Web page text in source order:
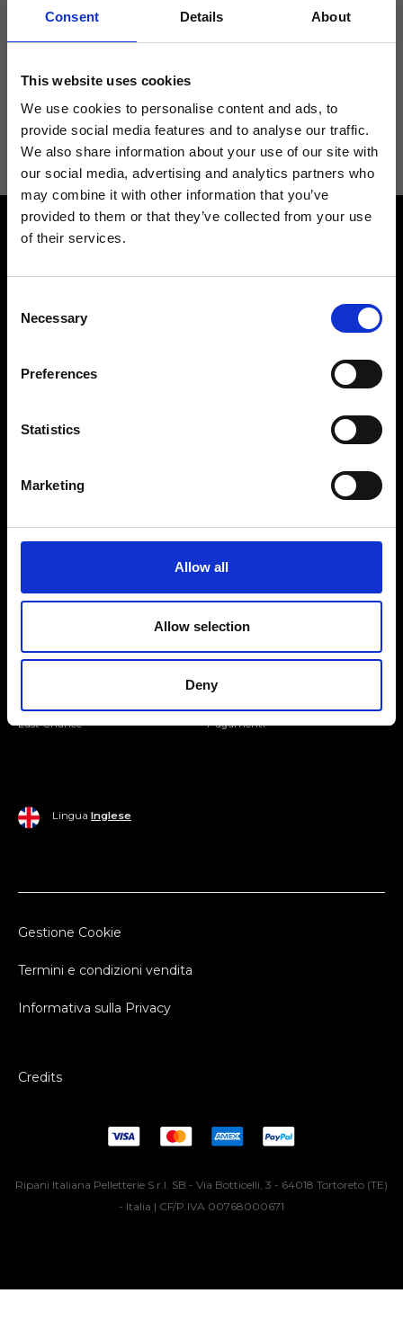
Consent Details About
This website uses cookies
We use cookies to personalise content and ads, to
provide social media features and to analyse our traffic.
We also share information about your use of our site with
our social media, advertising and analytics partners who
may combine it with other information that you’ve
provided to them or that they’ve collected from your use
of their services.
Selection
Necessary
Preferences
Statistics
Marketing
Allow all
Allow selection
Deny
Non perdere le novità di Ripani, iscriviti alla newsletter!
Acconsento a ricevere novità e promo da Ripani. Per maggiori
informazioni consulta laPrivacy Policy.
Trova il tuo negozio Ripani
Rispondiamo a tutte le tue
Mondo Ripani
Uomo
Last Chance
Mondo Ripani
Spedizione e Consegna
Policy di Reso
Pagamenti
Lingua Inglese
Gestione Cookie
Termini e condizioni vendita
Informativa sulla Privacy
Credits
Ripani Italiana Pelletterie S.r.l. SB - Via Botticelli, 3 - 64018 Tortoreto (TE)
- Italia | CF/P.IVA 00768000671